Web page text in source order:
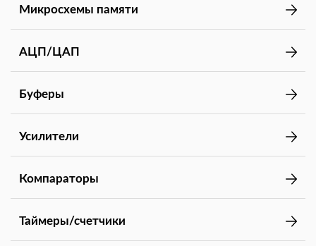
Микросхемы памяти
АЦП/ЦАП
Буферы
Усилители
Компараторы
Таймеры/счетчики